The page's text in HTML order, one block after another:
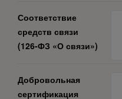
Соответствие
средств связи
(126-ФЗ «О связи»)
Добровольная
сертификация